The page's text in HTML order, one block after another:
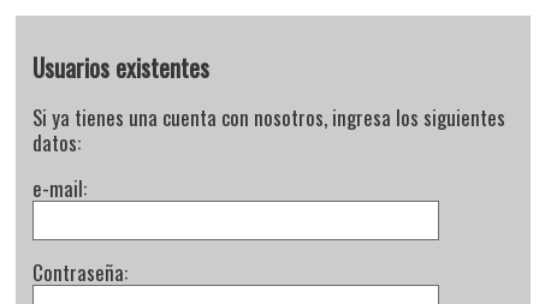
Usuarios existentes
Si ya tienes una cuenta con nosotros, ingresa los siguientes
datos:
e-mail:
Contraseña: